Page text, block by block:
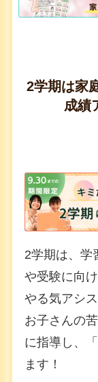
2学期は家
成績
2学期は、学
や受験に向
やる気アシ
お子さんの
に指導し、
ます！